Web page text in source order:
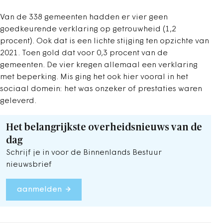
Van de 338 gemeenten hadden er vier geen
goedkeurende verklaring op getrouwheid (1,2
procent). Ook dat is een lichte stijging ten opzichte van
2021. Toen gold dat voor 0,3 procent van de
gemeenten. De vier kregen allemaal een verklaring
met beperking. Mis ging het ook hier vooral in het
sociaal domein: het was onzeker of prestaties waren
geleverd.
Het belangrijkste overheidsnieuws van de
dag
Schrijf je in voor de Binnenlands Bestuur
nieuwsbrief
aanmelden